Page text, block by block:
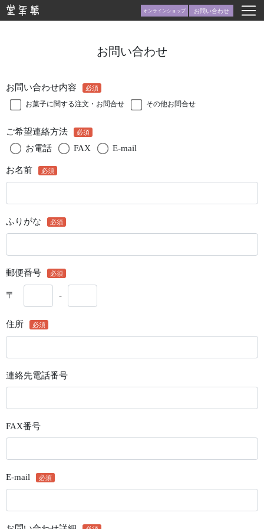
オンラインショップ お問い合わせ
お問い合わせ
お問い合わせ内容
お菓子に関する注文・お問合せ その他お問合せ
ご希望連絡方法
お電話
FAX E-mail
お名前
ふりがな
郵便番号
〒 -
住所
連絡先電話番号
FAX番号
E-mail